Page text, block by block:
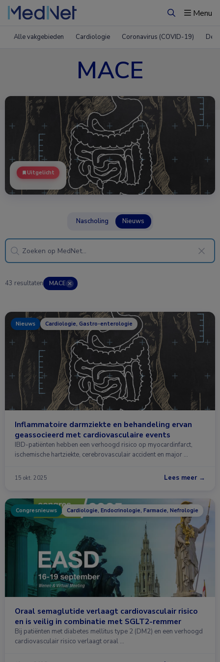
ZoekenMenu
Alle vakgebieden Cardiologie Coronavirus (COVID-19)
MACE
Uitgelicht
Nascholing Nieuws
43 resultaten MACE ✕
Nieuws Cardiologie, Gastro-enterologie
Inflammatoire darmziekte en behandeling ervan
geassocieerd met cardiovasculaire events
IBD-patiënten hebben een verhoogd risico op myocardinfarct,
ischemische hartziekte, cerebrovasculair accident en major …
15 okt. 2025 Lees meer →
Congresnieuws Cardiologie, Endocrinologie, Farmacie, Nefrologie
Oraal semaglutide verlaagt cardiovasculair risico
en is veilig in combinatie met SGLT2-remmer
Bij patiënten met diabetes mellitus type 2 (DM2) en een verhoogd
cardiovasculair risico verlaagt oraal …